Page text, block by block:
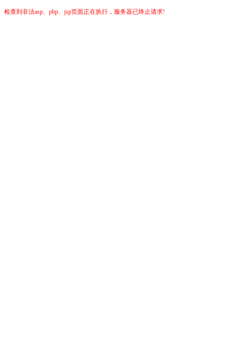
检查到非法asp、php、jsp页面正在执行，服务器已终止请求!